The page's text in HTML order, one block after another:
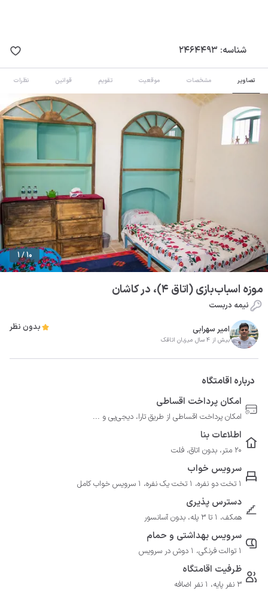
شناسه: 2464493
تصاویر مشخصات موقعیت تقویم قوانین نظرات
1 / 10
موزه اسباب‌بازی (اتاق ۴)، در کاشان
نیمه دربست
امیر سهرابی
بیش از 4 سال میزبان اتاقک
بدون نظر
درباره اقامتگاه
امکان پرداخت اقساطی
امکان پرداخت اقساطی از طریق تارا، دیجی‌پی و ...
اطلاعات بنا
20 متر، بدون اتاق، فلت
سرویس خواب
1 تخت دو نفره، 1 تخت یک نفره، 1 سرویس خواب کامل
دسترس پذیری
همکف، 1 تا 3 پله، بدون آسانسور
سرویس بهداشتی و حمام
1 توالت فرنگی، 1 دوش در سرویس
ظرفیت اقامتگاه
3 نفر پایه، 1 نفر اضافه